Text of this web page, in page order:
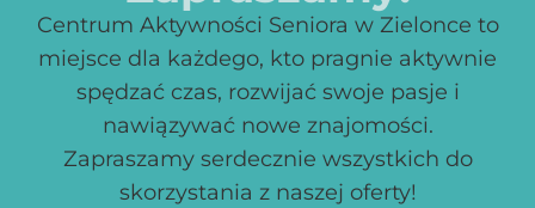
Centrum Aktywności Seniora w Zielonce to
miejsce dla każdego, kto pragnie aktywnie
spędzać czas, rozwijać swoje pasje i
nawiązywać nowe znajomości.
Zapraszamy serdecznie wszystkich do
skorzystania z naszej oferty!